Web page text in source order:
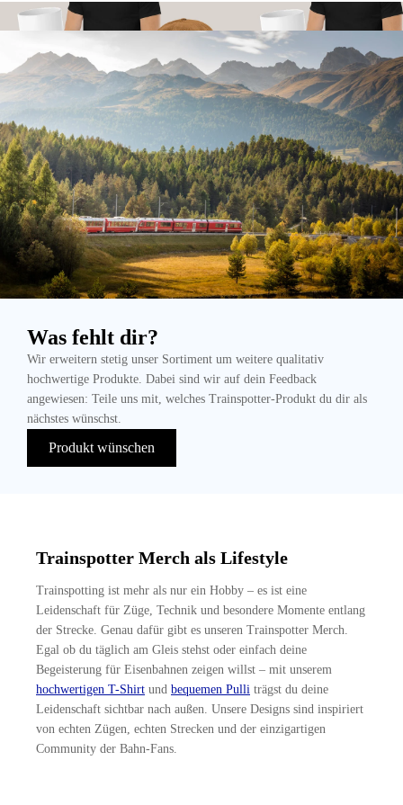
BR101 Merch & Geschenke BR103 Merch &
Was fehlt dir?
Wir erweitern stetig unser Sortiment um weitere qualitativ
hochwertige Produkte. Dabei sind wir auf dein Feedback
angewiesen: Teile uns mit, welches Trainspotter-Produkt du dir als
nächstes wünschst.
Produkt wünschen
Trainspotter Merch als Lifestyle
Trainspotting ist mehr als nur ein Hobby – es ist eine
Leidenschaft für Züge, Technik und besondere Momente entlang
der Strecke. Genau dafür gibt es unseren Trainspotter Merch.
Egal ob du täglich am Gleis stehst oder einfach deine
Begeisterung für Eisenbahnen zeigen willst – mit unserem
hochwertigen T-Shirt und bequemen Pulli trägst du deine
Leidenschaft sichtbar nach außen. Unsere Designs sind inspiriert
von echten Zügen, echten Strecken und der einzigartigen
Community der Bahn-Fans.